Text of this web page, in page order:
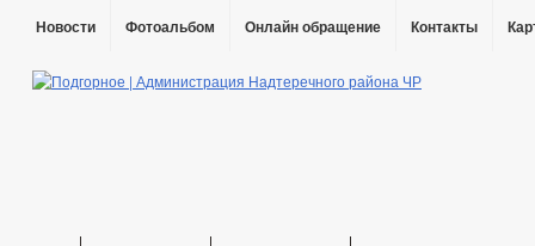
Новости Фотоальбом Онлайн обращение Контакты